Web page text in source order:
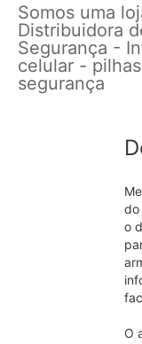
Somos uma
Distribuidora
Segurança -
celular -
segurança
do
o
O